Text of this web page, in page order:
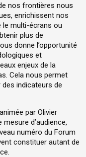
nos frontières nous
enrichissent nos
le multi-écrans ou
plus de
donne l’opportunité
et
enjeux de la
Cela nous permet
des indicateurs de
par Olivier
d’audience,
numéro du Forum
constituer autant de